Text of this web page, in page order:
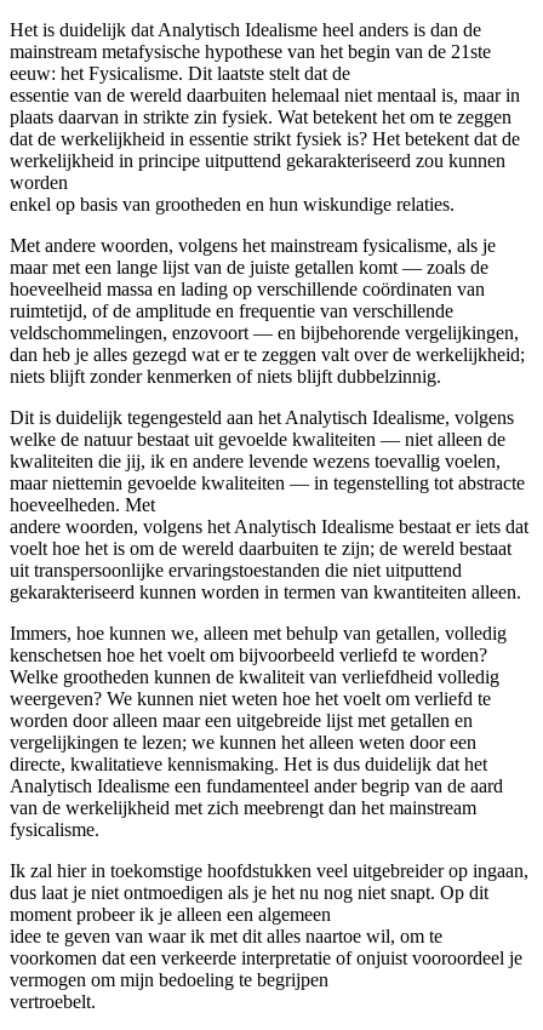
Het is duidelijk dat Analytisch Idealisme heel anders is dan de
mainstream metafysische hypothese van het begin van de 21ste
eeuw: het Fysicalisme. Dit laatste stelt dat de
essentie van de wereld daarbuiten helemaal niet mentaal is, maar in
plaats daarvan in strikte zin fysiek. Wat betekent het om te zeggen
dat de werkelijkheid in essentie strikt fysiek is? Het betekent dat de
werkelijkheid in principe uitputtend gekarakteriseerd zou kunnen
worden
enkel op basis van grootheden en hun wiskundige relaties.
Met andere woorden, volgens het mainstream fysicalisme, als je
maar met een lange lijst van de juiste getallen komt — zoals de
hoeveelheid massa en lading op verschillende coördinaten van
ruimtetijd, of de amplitude en frequentie van verschillende
veldschommelingen, enzovoort — en bijbehorende vergelijkingen,
dan heb je alles gezegd wat er te zeggen valt over de werkelijkheid;
niets blijft zonder kenmerken of niets blijft dubbelzinnig.
Dit is duidelijk tegengesteld aan het Analytisch Idealisme, volgens
welke de natuur bestaat uit gevoelde kwaliteiten — niet alleen de
kwaliteiten die jij, ik en andere levende wezens toevallig voelen,
maar niettemin gevoelde kwaliteiten — in tegenstelling tot abstracte
hoeveelheden. Met
andere woorden, volgens het Analytisch Idealisme bestaat er iets dat
voelt hoe het is om de wereld daarbuiten te zijn; de wereld bestaat
uit transpersoonlijke ervaringstoestanden die niet uitputtend
gekarakteriseerd kunnen worden in termen van kwantiteiten alleen.
Immers, hoe kunnen we, alleen met behulp van getallen, volledig
kenschetsen hoe het voelt om bijvoorbeeld verliefd te worden?
Welke grootheden kunnen de kwaliteit van verliefdheid volledig
weergeven? We kunnen niet weten hoe het voelt om verliefd te
worden door alleen maar een uitgebreide lijst met getallen en
vergelijkingen te lezen; we kunnen het alleen weten door een
directe, kwalitatieve kennismaking. Het is dus duidelijk dat het
Analytisch Idealisme een fundamenteel ander begrip van de aard
van de werkelijkheid met zich meebrengt dan het mainstream
fysicalisme.
Ik zal hier in toekomstige hoofdstukken veel uitgebreider op ingaan,
dus laat je niet ontmoedigen als je het nu nog niet snapt. Op dit
moment probeer ik je alleen een algemeen
idee te geven van waar ik met dit alles naartoe wil, om te
voorkomen dat een verkeerde interpretatie of onjuist vooroordeel je
vermogen om mijn bedoeling te begrijpen
vertroebelt.